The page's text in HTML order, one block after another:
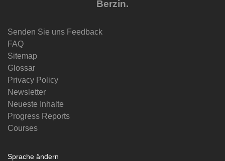
Berzin.
Senden Sie uns Feedback
FAQ
Sitemap
Glossar
Privacy Policy
Newsletter
Neueste Inhalte
Progress Reports
Courses
Sprache ändern